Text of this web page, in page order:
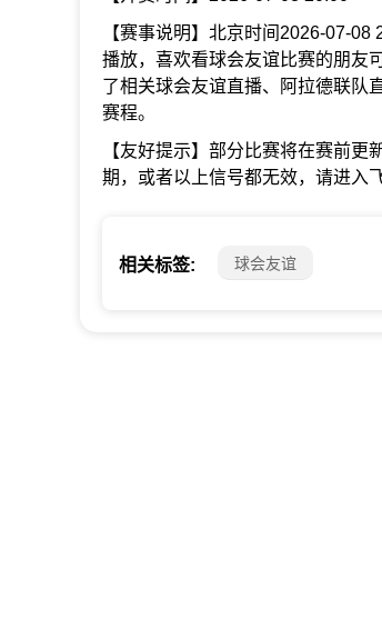
【赛事说明】北京时间2026-07-
播放，喜欢看球会友谊比赛的朋友
了相关球会友谊直播、阿拉德联队
赛程。
【友好提示】部分比赛将在赛前
期，或者以上信号都无效，请进入
相关标签: 球会友谊